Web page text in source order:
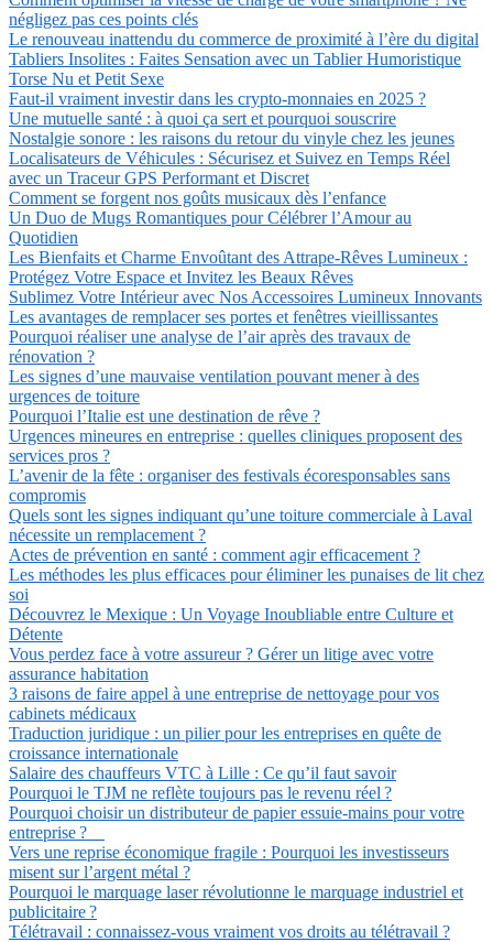
négligez pas ces points clés
Le renouveau inattendu du commerce de proximité à l’ère du digital
Tabliers Insolites : Faites Sensation avec un Tablier Humoristique
Torse Nu et Petit Sexe
Faut-il vraiment investir dans les crypto-monnaies en 2025 ?
Une mutuelle santé : à quoi ça sert et pourquoi souscrire
Nostalgie sonore : les raisons du retour du vinyle chez les jeunes
Localisateurs de Véhicules : Sécurisez et Suivez en Temps Réel
avec un Traceur GPS Performant et Discret
Comment se forgent nos goûts musicaux dès l’enfance
Un Duo de Mugs Romantiques pour Célébrer l’Amour au
Quotidien
Les Bienfaits et Charme Envoûtant des Attrape-Rêves Lumineux :
Protégez Votre Espace et Invitez les Beaux Rêves
Sublimez Votre Intérieur avec Nos Accessoires Lumineux Innovants
Les avantages de remplacer ses portes et fenêtres vieillissantes
Pourquoi réaliser une analyse de l’air après des travaux de
rénovation ?
Les signes d’une mauvaise ventilation pouvant mener à des
urgences de toiture
Pourquoi l’Italie est une destination de rêve ?
Urgences mineures en entreprise : quelles cliniques proposent des
services pros ?
L’avenir de la fête : organiser des festivals écoresponsables sans
compromis
Quels sont les signes indiquant qu’une toiture commerciale à Laval
nécessite un remplacement ?
Actes de prévention en santé : comment agir efficacement ?
Les méthodes les plus efficaces pour éliminer les punaises de lit chez
soi
Découvrez le Mexique : Un Voyage Inoubliable entre Culture et
Détente
Vous perdez face à votre assureur ? Gérer un litige avec votre
assurance habitation
3 raisons de faire appel à une entreprise de nettoyage pour vos
cabinets médicaux
Traduction juridique : un pilier pour les entreprises en quête de
croissance internationale
Salaire des chauffeurs VTC à Lille : Ce qu’il faut savoir
Pourquoi le TJM ne reflète toujours pas le revenu réel ?
Pourquoi choisir un distributeur de papier essuie-mains pour votre
entreprise ?
Vers une reprise économique fragile : Pourquoi les investisseurs
misent sur l’argent métal ?
Pourquoi le marquage laser révolutionne le marquage industriel et
publicitaire ?
Télétravail : connaissez-vous vraiment vos droits au télétravail ?